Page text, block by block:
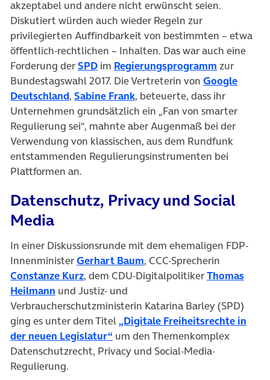
akzeptabel und andere nicht erwünscht seien.
Diskutiert würden auch wieder Regeln zur
privilegierten Auffindbarkeit von bestimmten – etwa
öffentlich-rechtlichen – Inhalten. Das war auch eine
Forderung derSPD(öffnet in neuem Tab)
im Regierungsprogramm (öffnet in
zur
Bundestagswahl 2017. Die Vertreterin von Google
Deutschland(öffnet in neuem Tab)
, Sabine Frank(öffnet in neuem Tab)
, beteuerte, dass ihr
Unternehmen grundsätzlich ein „Fan von smarter
Regulierung sei“, mahnte aber Augenmaß bei der
Verwendung von klassischen, aus dem Rundfunk
entstammenden Regulierungsinstrumenten bei
Plattformen an.
Datenschutz, Privacy und Social
Media
In einer Diskussionsrunde mit dem ehemaligen FDP-
InnenministerGerhart Baum(öffnet in neuem Tab)
, CCC-Sprecherin
Constanze Kurz(öffnet in neuem Tab)
, dem CDU-DigitalpolitikerThomas
Heilmann (öffnet in neuem Tab)
und Justiz- und
Verbraucherschutzministerin Katarina Barley (SPD)
ging es unter dem Titel„Digitale Freiheitsrechte in
der neuen Legislatur“ (öffnet in neuem Tab)
um den Themenkomplex
Datenschutzrecht, Privacy und Social-Media-
Regulierung.